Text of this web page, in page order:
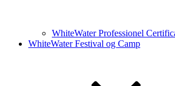
WhiteWater Professionel
WhiteWater Festival og Camp